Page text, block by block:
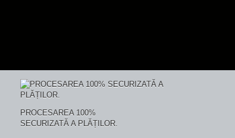
PROCESAREA 100%
SECURIZATĂ A PLĂȚILOR.